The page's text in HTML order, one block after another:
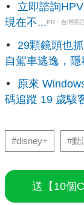
立即諮詢
現在不...PR・台灣癌
29顆鏡頭也
自駕車逃逸，
原來
碼追蹤 19 歲駭
#disney+ #動
送【10個